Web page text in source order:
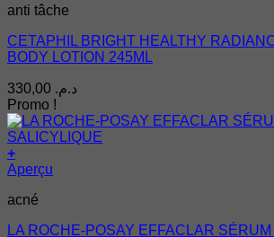
anti tâche
CETAPHIL BRIGHT HEALTHY
BODY LOTION 245ML
د.م.
Promo !
+
Aperçu
acné
LA ROCHE-POSAY EFFACLAR